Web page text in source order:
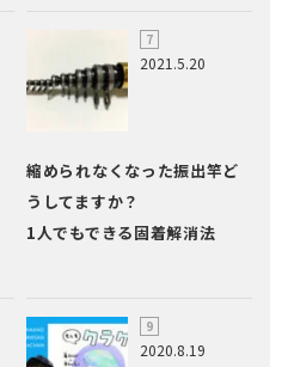
2021.5.20
縮められなくなった振出竿ど
うしてますか？
1人でもできる固着解消法
2020.8.19